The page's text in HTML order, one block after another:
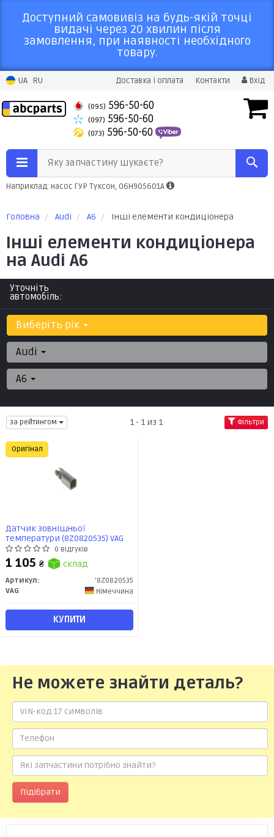
Доступний самовивіз на будь-якій точці
видачі через 20 хвилин після
замовлення, при наявності необхідного
товару.
UA RU Доставка і оплата Контакти Вхід
(095) 596-50-60
(097) 596-50-60
(073) 596-50-60
Яку запчастину шукаєте?
Наприклад: насос ГУР Туксон, 06H905601A
Головна Audi A6 Інші елементи кондиціонера
Інші елементи кондиціонера
на Audi A6
Уточніть
автомобіль:
Виберіть рік
Audi
A6
за рейтингом 1 - 1 из 1 Фільтри
Датчик зовнішньої
температури (8Z0820535) VAG
0 відгуків
1 105 ₴ склад
Артикул:
'8Z0820535
VAG
Німеччина
КУПИТИ
Оригінал
Не можете знайти деталь?
Підібрати